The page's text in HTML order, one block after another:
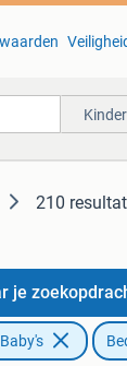
210
je